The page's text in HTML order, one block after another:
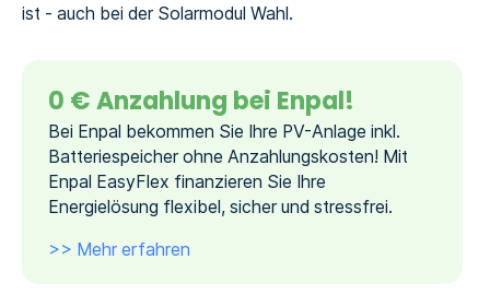
ist - auch bei der Solarmodul Wahl.
0 € Anzahlung bei Enpal!
Bei Enpal bekommen Sie Ihre PV-Anlage inkl.
Batteriespeicher ohne Anzahlungskosten! Mit
Enpal EasyFlex finanzieren Sie Ihre
Energielösung flexibel, sicher und stressfrei.
>> Mehr erfahren